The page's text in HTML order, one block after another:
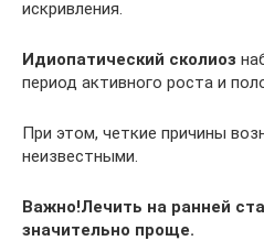
искривления.
Идиопатический сколиоз
период активного роста и
При этом, четкие причины
неизвестными.
Важно!Лечить на ранней
значительно проще.